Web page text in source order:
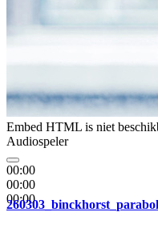
Embed HTML is niet
Audiospeler
00:00
00:00
00:00